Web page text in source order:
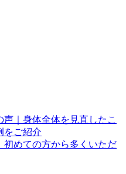
｜身体全体を見直したこ
をご紹介
初めての方から多くいただ